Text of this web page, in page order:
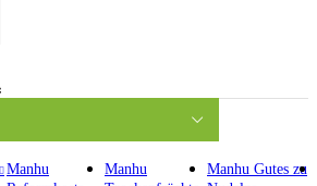
Manhu
Manhu
Manhu Gutes zu